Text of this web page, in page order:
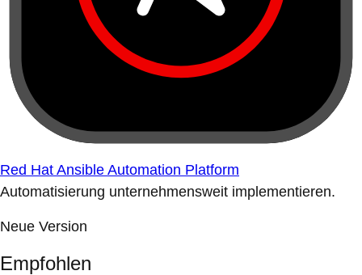
Red Hat Ansible Automation Platform
Automatisierung unternehmensweit implementieren.
Neue Version
Empfohlen